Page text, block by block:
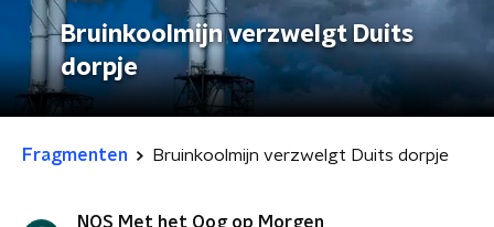
Bruinkoolmijn verzwelgt Duits
dorpje
Fragmenten Bruinkoolmijn verzwelgt Duits dorpje
NOS Met het Oog op Morgen